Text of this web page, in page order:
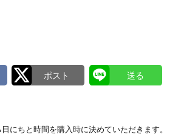
にちと時間を購入時に決めていただきます。